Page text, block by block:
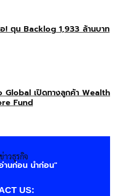
! ตุน Backlog 1,933 ล้านบาท
Global เปิดทางลูกค้า Wealth
Fund
านก่อน นำก่อน"
US: